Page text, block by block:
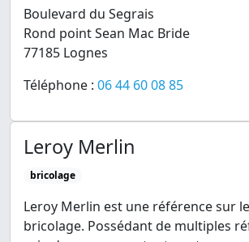
Boulevard du Segrais
Rond point Sean Mac Bride
77185 Lognes
Téléphone : 06 44 60 08 85
Leroy Merlin
bricolage
Leroy Merlin est une référence sur
bricolage. Possédant de multiples